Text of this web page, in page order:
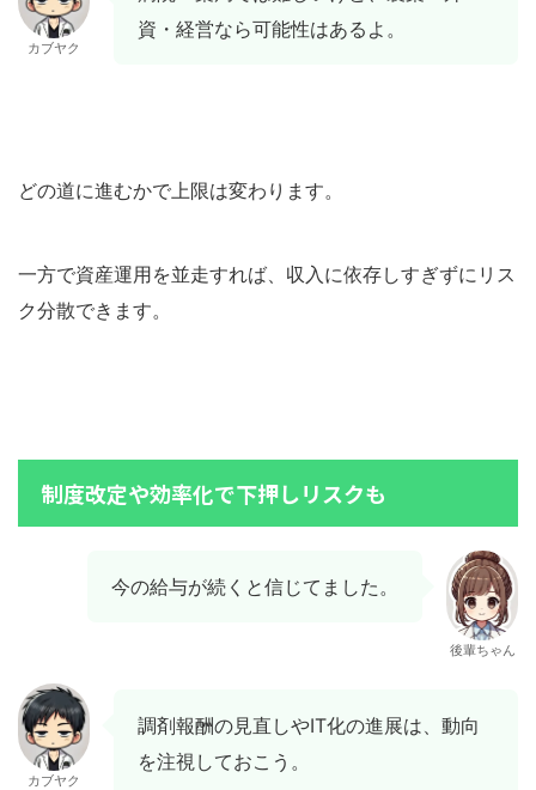
カブヤク
資・経営なら可能性はあるよ。
どの道に進むかで上限は変わります。
一方で資産運用を並走すれば、収入に依存しすぎずにリス
ク分散できます。
制度改定や効率化で下押しリスクも
今の給与が続くと信じてました。
後輩ちゃん
カブヤク
調剤報酬の見直しやIT化の進展は、動向
を注視しておこう。